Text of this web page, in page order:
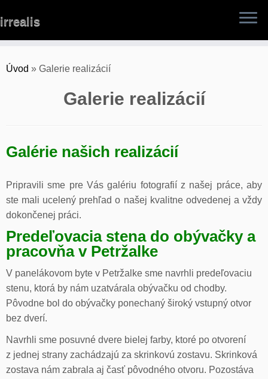
to
irrealis
Úvod » Galerie realizácií
Galerie realizácií
Galérie našich realizácií
Pripravili sme pre Vás galériu fotografií z našej práce, aby
ste mali ucelený prehľad o našej kvalitne odvedenej a vždy
dokončenej práci.
Predeľovacia stena do obývačky a
pracovňa v Petržalke
V panelákovom byte v Petržalke sme navrhli predeľovaciu
stenu, ktorá by nám uzatvárala obývačku od chodby.
Pôvodne bol do obývačky ponechaný široký vstupný otvor
bez dverí.
Navrhli sme posuvné dvere bielej farby, ktoré po otvorení
z jednej strany zachádzajú za skrinkovú zostavu. Skrinková
zostava nám zabrala aj časť pôvodného otvoru. Pozostáva